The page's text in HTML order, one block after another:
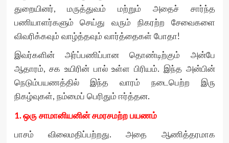
துறையினர், மருத்துவம் மற்றும் அதைச் சார்ந்த
பணியாளர்களும் செய்து வரும் நிகரற்ற சேவைகளை
விவரிக்கவும் வாழ்த்தவும் வார்த்தைகள் போதா!
இவர்களின் அர்ப்பணிப்பான தொண்டிற்கும் அன்பே
ஆதாரம், சக உயிரின் பால் உள்ள பிரியம். இந்த அன்பின்
நெடும்பயணத்தில் இந்த வாரம் நடைபெற்ற இரு
நிகழ்வுகள், நம்மைப் பெரிதும் ஈர்த்தன.
1.ஒரு சாமானியனின் சமரசமற்ற பயணம்
பாசம் விலைமதிப்பற்றது. அதை ஆணித்தரமாக